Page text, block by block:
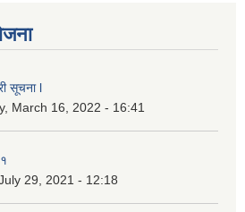
सूचना l
March 16, 2022 - 16:41
29, 2021 - 12:18